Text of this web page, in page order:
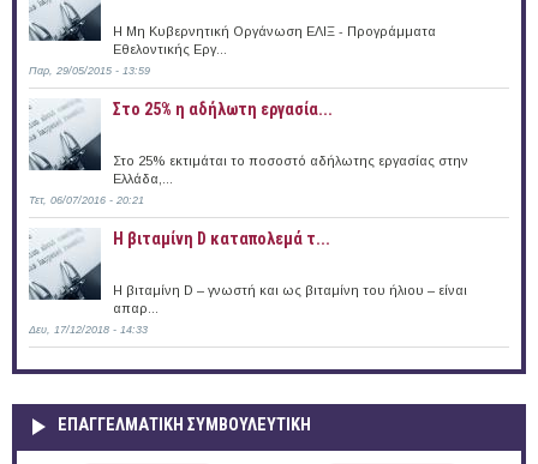
Η Μη Κυβερνητική Οργάνωση ΕΛΙΞ - Προγράμματα
Εθελοντικής Εργ...
Παρ, 29/05/2015 - 13:59
Στο 25% η αδήλωτη εργασία...
Στο 25% εκτιμάται το ποσοστό αδήλωτης εργασίας στην
Ελλάδα,...
Τετ, 06/07/2016 - 20:21
Η βιταμίνη D καταπολεμά τ...
Η βιταμίνη D – γνωστή και ως βιταμίνη του ήλιου – είναι
απαρ...
Δευ, 17/12/2018 - 14:33
ΕΠΑΓΓΕΛΜΑΤΙΚΉ ΣΥΜΒΟΥΛΕΥΤΙΚΉ